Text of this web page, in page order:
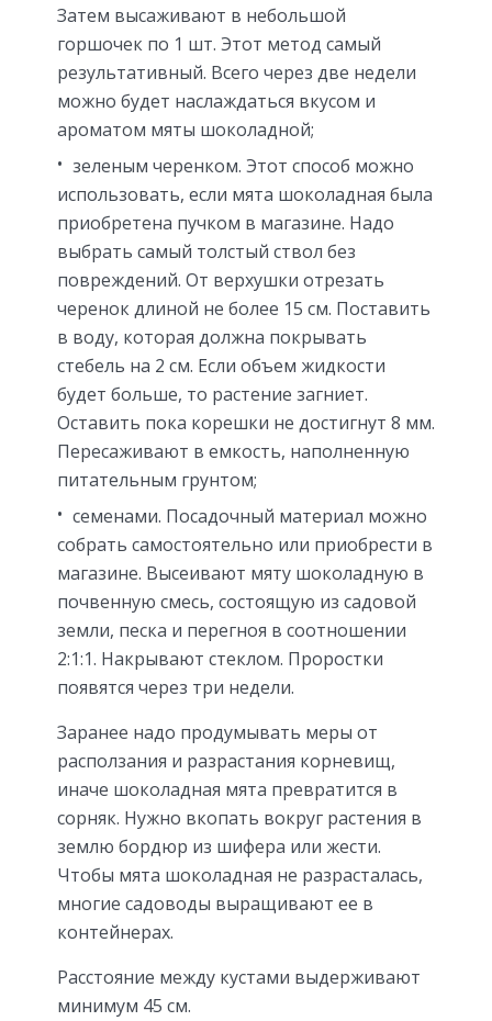
Затем высаживают в небольшой
горшочек по 1 шт. Этот метод самый
результативный. Всего через две недели
можно будет наслаждаться вкусом и
ароматом мяты шоколадной;
зеленым черенком. Этот способ можно
использовать, если мята шоколадная была
приобретена пучком в магазине. Надо
выбрать самый толстый ствол без
повреждений. От верхушки отрезать
черенок длиной не более 15 см. Поставить
в воду, которая должна покрывать
стебель на 2 см. Если объем жидкости
будет больше, то растение загниет.
Оставить пока корешки не достигнут 8 мм.
Пересаживают в емкость, наполненную
питательным грунтом;
семенами. Посадочный материал можно
собрать самостоятельно или приобрести в
магазине. Высеивают мяту шоколадную в
почвенную смесь, состоящую из садовой
земли, песка и перегноя в соотношении
2:1:1. Накрывают стеклом. Проростки
появятся через три недели.
Заранее надо продумывать меры от
расползания и разрастания корневищ,
иначе шоколадная мята превратится в
сорняк. Нужно вкопать вокруг растения в
землю бордюр из шифера или жести.
Чтобы мята шоколадная не разрасталась,
многие садоводы выращивают ее в
контейнерах.
Расстояние между кустами выдерживают
минимум 45 см.